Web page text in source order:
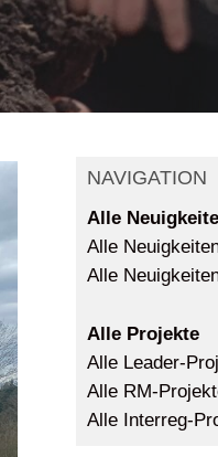
NAVIGATION
Alle
Alle
Alle
Alle Projekte
Alle Leader-
Alle RM-
Alle Interreg-